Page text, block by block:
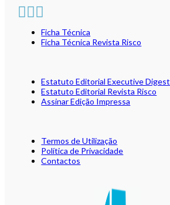
Ficha Técnica
Ficha Técnica Revista Risco
Estatuto Editorial Executive Digest
Estatuto Editorial Revista Risco
Assinar Edição Impressa
Termos de Utilização
Política de Privacidade
Contactos